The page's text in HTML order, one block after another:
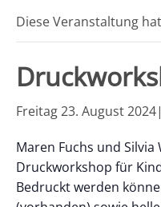
Diese Veranstaltung
Freitag 23. August
Maren Fuchs und
Druckworkshop für
Bedruckt werden